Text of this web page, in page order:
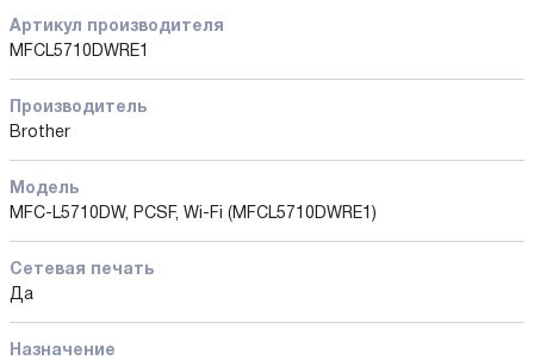
Артикул производителя
MFCL5710DWRE1
Производитель
Brother
Модель
MFC-L5710DW, PCSF, Wi-Fi (MFCL5710DWRE1)
Сетевая печать
Да
Назначение